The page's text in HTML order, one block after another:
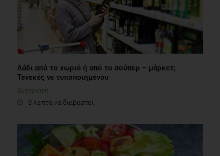
Λάδι από το χωριό ή από το σούπερ – μάρκετ;
Τενεκές vs τυποποιημένου
Διατροφή
3 λεπτά να διαβαστεί